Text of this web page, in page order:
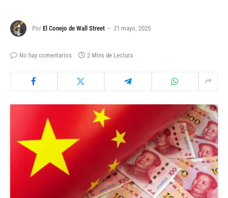
Por El Conejo de Wall Street 21 mayo, 2025
No hay comentarios 2 Mins de Lectura